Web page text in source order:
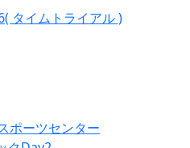
タイムトライアル )
ポーツセンター